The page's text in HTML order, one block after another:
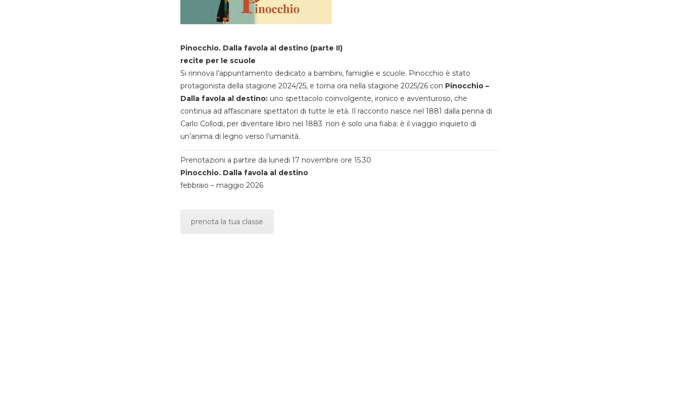
Pinocchio. Dalla favola al destino (parte II)
recite per le scuole
Si rinnova l’appuntamento dedicato a bambini, famiglie e scuole. Pinocchio è stato
protagonista della stagione 2024/25, e torna ora nella stagione 2025/26 con Pinocchio –
Dalla favola al destino:uno spettacolo coinvolgente, ironico e avventuroso, che
continua ad affascinare spettatori di tutte le età. Il racconto nasce nel 1881 dalla penna di
Carlo Collodi, per diventare libro nel 1883. non è solo una fiaba: è il viaggio inquieto di
un’anima di legno verso l’umanità.
Prenotazioni a partire da lunedi 17 novembre ore 15.30
Pinocchio. Dalla favola al destino
febbraio – maggio 2026
prenota la tua classe